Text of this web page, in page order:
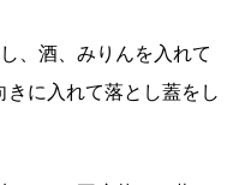
、酒、みりんを入れて
に入れて落とし蓋をし